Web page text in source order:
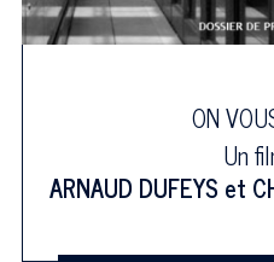
ON
Un
ARNAUD DUFEYS et